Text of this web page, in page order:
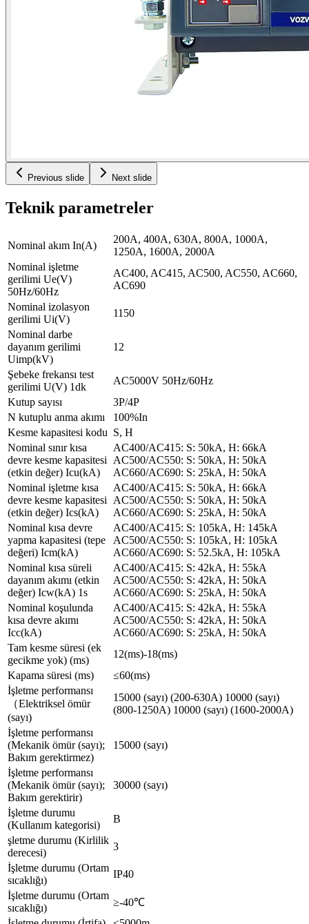
Previous slide Next slide
Teknik parametreler
Nominal akım In(A)
200A, 400A, 630A, 800A, 1000A,
1250A, 1600A, 2000A
Nominal işletme
gerilimi Ue(V)
50Hz/60Hz
AC400, AC415, AC500, AC550, AC660,
AC690
Nominal izolasyon
gerilimi Ui(V)
1150
Nominal darbe
dayanım gerilimi
Uimp(kV)
12
Şebeke frekansı test
gerilimi U(V) 1dk
AC5000V 50Hz/60Hz
Kutup sayısı
3P/4P
N kutuplu anma akımı
100%In
Kesme kapasitesi kodu S, H
Nominal sınır kısa
devre kesme kapasitesi
(etkin değer) Icu(kA)
AC400/AC415: S: 50kA, H: 66kA
AC500/AC550: S: 50kA, H: 50kA
AC660/AC690: S: 25kA, H: 50kA
Nominal işletme kısa
devre kesme kapasitesi
(etkin değer) Ics(kA)
AC400/AC415: S: 50kA, H: 66kA
AC500/AC550: S: 50kA, H: 50kA
AC660/AC690: S: 25kA, H: 50kA
Nominal kısa devre
yapma kapasitesi (tepe
değeri) Icm(kA)
AC400/AC415: S: 105kA, H: 145kA
AC500/AC550: S: 105kA, H: 105kA
AC660/AC690: S: 52.5kA, H: 105kA
Nominal kısa süreli
dayanım akımı (etkin
değer) Icw(kA) 1s
AC400/AC415: S: 42kA, H: 55kA
AC500/AC550: S: 42kA, H: 50kA
AC660/AC690: S: 25kA, H: 50kA
Nominal koşulunda
kısa devre akımı
Icc(kA)
AC400/AC415: S: 42kA, H: 55kA
AC500/AC550: S: 42kA, H: 50kA
AC660/AC690: S: 25kA, H: 50kA
Tam kesme süresi (ek
gecikme yok) (ms)
12(ms)-18(ms)
Kapama süresi (ms)
≤60(ms)
İşletme performansı
（Elektriksel ömür
(sayı)
15000 (sayı) (200-630A) 10000 (sayı)
(800-1250A) 10000 (sayı) (1600-2000A)
İşletme performansı
(Mekanik ömür (sayı);
Bakım gerektirmez)
15000 (sayı)
İşletme performansı
(Mekanik ömür (sayı);
Bakım gerektirir)
30000 (sayı)
İşletme durumu
(Kullanım kategorisi)
B
şletme durumu (Kirlilik
derecesi)
3
İşletme durumu (Ortam
sıcaklığı)
IP40
İşletme durumu (Ortam
sıcaklığı)
≥-40℃